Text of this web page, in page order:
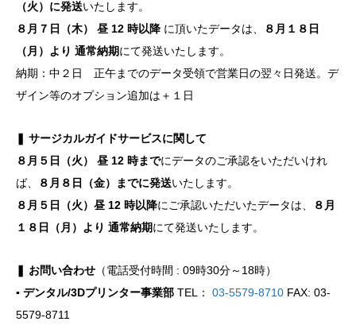
（火）に発送いたします。
８月７日（木） 昼 12 時以降 に頂いたデータは、
８月１８日
（月）より 通常納期にて発送いたします。
納期：中２日 正午までのデータ受領で営業日の翌々日発送。デ
ザイン等のオプション追加は＋１日
❚ サージカルガイドサービスに関して
８月５日（火） 昼 12 時までにデータのご承認をいただいけれ
ば、
８月８日（金）までに発送いたします。
８月５日（火）昼 12 時以降にご承認いただいたデータは、
８月
１８日（月）より 通常納期にて発送いたします。
❚ お問い合わせ （電話受付時間 : 09時30分～18時）
▪ デンタル/3Dプリンター事業部 TEL： 03-5579-8710 FAX: 03-
5579-8711